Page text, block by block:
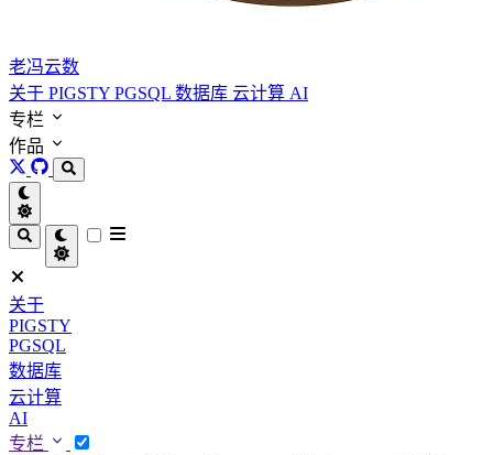
老冯云数
关于 PIGSTY PGSQL 数据库 云计算 AI
专栏
作品
关于
PIGSTY
PGSQL
数据库
云计算
AI
专栏